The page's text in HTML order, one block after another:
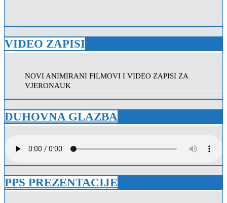
VIDEO ZAPISI
NOVI ANIMIRANI FILMOVI I VIDEO ZAPISI ZA
VJERONAUK
DUHOVNA GLAZBA
PPS PREZENTACIJE